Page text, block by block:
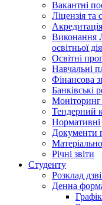
Вакантні
Ліцензія та
Виконання
освітньої
Освітні
Навчальні
Фінансова
Банківські
Моніторинг
Тендерний
Документи
Річні звіти
Студенту
Розклад
Денна